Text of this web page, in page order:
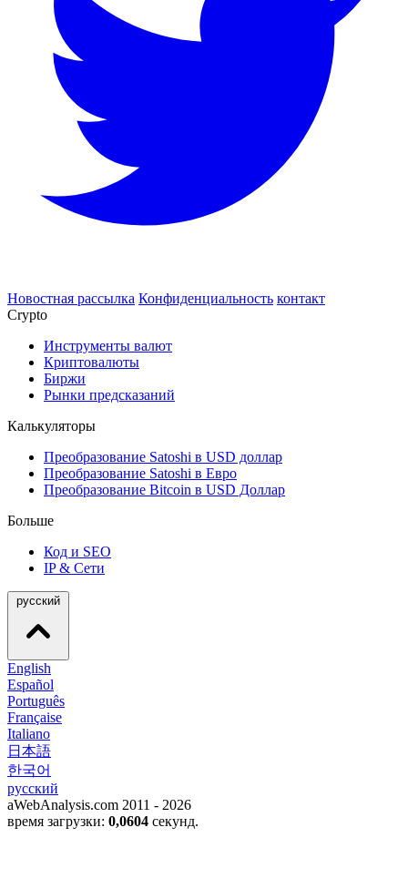
Новостная рассылка Конфиденциальность контакт
Crypto
Инструменты валют
Криптовалюты
Биржи
Рынки предсказаний
Калькуляторы
Преобразование Satoshi в USD доллар
Преобразование Satoshi в Евро
Преобразование Bitcoin в USD Доллар
Больше
Код и SEO
IP & Сети
English
Español
Português
Française
Italiano
日本語
한국어
русский
aWebAnalysis.com 2011 - 2026
время загрузки: 0,0604 секунд.